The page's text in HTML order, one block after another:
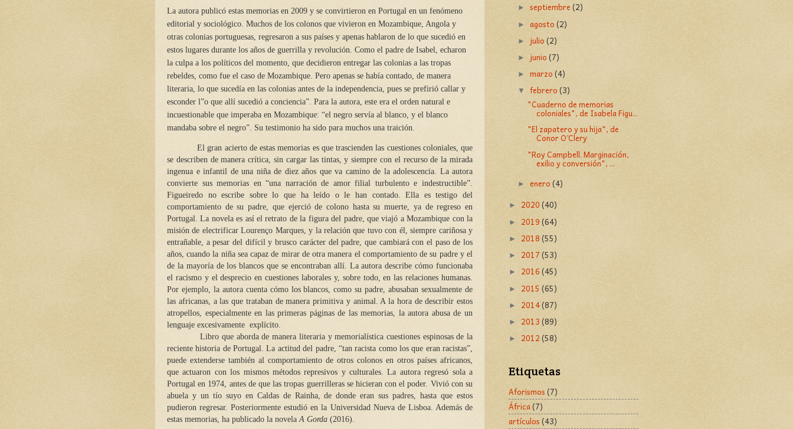
La autora publicó estas memorias en 2009 y se convirtieron en Portugal en un fenómeno
editorial y sociológico. Muchos de los colonos que vivieron en Mozambique, Angola y
otras colonias portuguesas, regresaron a sus países y apenas hablaron de lo que sucedió en
estos lugares durante los años de guerrilla y revolución. Como el padre de Isabel, echaron
la culpa a los políticos del momento, que decidieron entregar las colonias a las tropas
rebeldes, como fue el caso de Mozambique. Pero apenas se había contado, de manera
literaria, lo que sucedía en las colonias antes de la independencia, pues se prefirió callar y
esconder l”o que allí sucedió a conciencia”. Para la autora, este era el orden natural e
incuestionable que imperaba en Mozambique: “el negro servía al blanco, y el blanco
mandaba sobre el negro”. Su testimonio ha sido para muchos una traición.
El gran acierto de estas memorias es que trascienden las cuestiones coloniales, que
se describen de manera crítica, sin cargar las tintas, y siempre con el recurso de la mirada
ingenua e infantil de una niña de diez años que va camino de la adolescencia. La autora
convierte sus memorias en “una narración de amor filial turbulento e indestructible”.
Figueiredo no escribe sobre lo que ha leído o le han contado. Ella es testigo del
comportamiento de su padre, que ejerció de colono hasta su muerte, ya de regreso en
Portugal. La novela es así el retrato de la figura del padre, que viajó a Mozambique con la
misión de electrificar Lourenço Marques, y la relación que tuvo con él, siempre cariñosa y
entrañable, a pesar del difícil y brusco carácter del padre, que cambiará con el paso de los
años, cuando la niña sea capaz de mirar de otra manera el comportamiento de su padre y el
de la mayoría de los blancos que se encontraban allí. La autora describe cómo funcionaba
el racismo y el desprecio en cuestiones laborales y, sobre todo, en las relaciones humanas.
Por ejemplo, la autora cuenta cómo los blancos, como su padre, abusaban sexualmente de
las africanas, a las que trataban de manera primitiva y animal. A la hora de describir estos
atropellos, especialmente en las primeras páginas de las memorias, la autora abusa de un
lenguaje excesivamente explícito.
Libro que aborda de manera literaria y memorialística cuestiones espinosas de la
reciente historia de Portugal. La actitud del padre, “tan racista como los que eran racistas”,
puede extenderse también al comportamiento de otros colonos en otros países africanos,
que actuaron con los mismos métodos represivos y culturales. La autora regresó sola a
Portugal en 1974, antes de que las tropas guerrilleras se hicieran con el poder. Vivió con su
abuela y un tío suyo en Caldas de Rainha, de donde eran sus padres, hasta que estos
pudieron regresar. Posteriormente estudió en la Universidad Nueva de Lisboa. Además de
estas memorias, ha publicado la novela A Gorda (2016).
►septiembre(2)
►agosto(2)
► julio(2)
► junio(7)
►marzo(4)
▼febrero(3)
"Cuaderno de memorias
coloniales", de Isabela Figu...
"El zapatero y su hija", de
Conor O’Clery
"Roy Campbell. Marginación,
exilio y conversión", ...
►enero(4)
► 2020(40)
► 2019(64)
► 2018(55)
► 2017(53)
► 2016(45)
► 2015 (65)
► 2014(87)
► 2013(89)
► 2012(58)
Etiquetas
Aforismos(7)
África(7)
artículos(43)